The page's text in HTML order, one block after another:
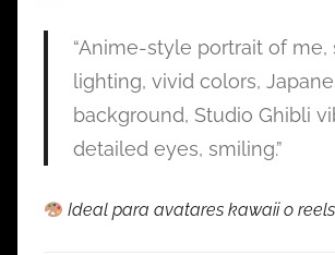
“Anime-style portrait of me,
lighting, vivid colors,
background, Studio Ghibli
detailed eyes, smiling.”
Ideal para avatares kawaii o